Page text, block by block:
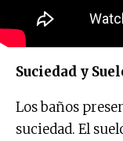
Suciedad y
Los baños
suciedad. El